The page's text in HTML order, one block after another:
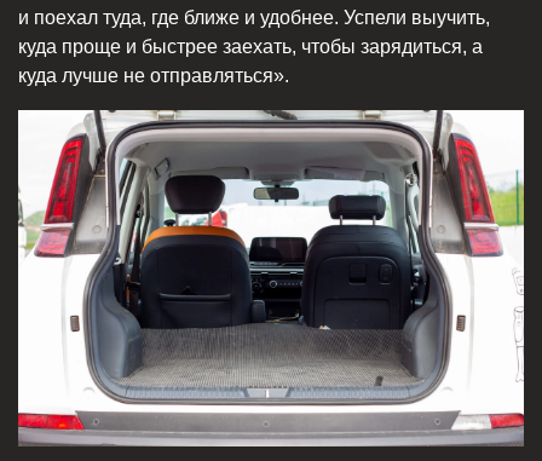
и поехал туда, где ближе и удобнее. Успели выучить,
куда проще и быстрее заехать, чтобы зарядиться, а
куда лучше не отправляться».